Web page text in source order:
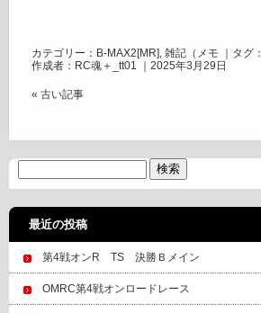
カテゴリー： B-MAX2[MR], 雑記（メモ ｜タグ：
作成者：RC魂＋_tt01 ｜2025年3月29日
« 古い記事
最近の投稿
第4戦オンR TS 決勝Ｂメイン
OMRC第4戦オンロードレース